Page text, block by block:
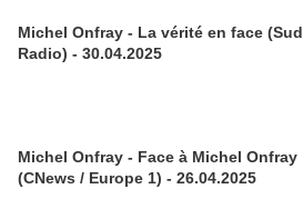
Michel Onfray - La vérité en face (Sud
Radio) - 30.04.2025
Michel Onfray - Face à Michel Onfray
(CNews / Europe 1) - 26.04.2025